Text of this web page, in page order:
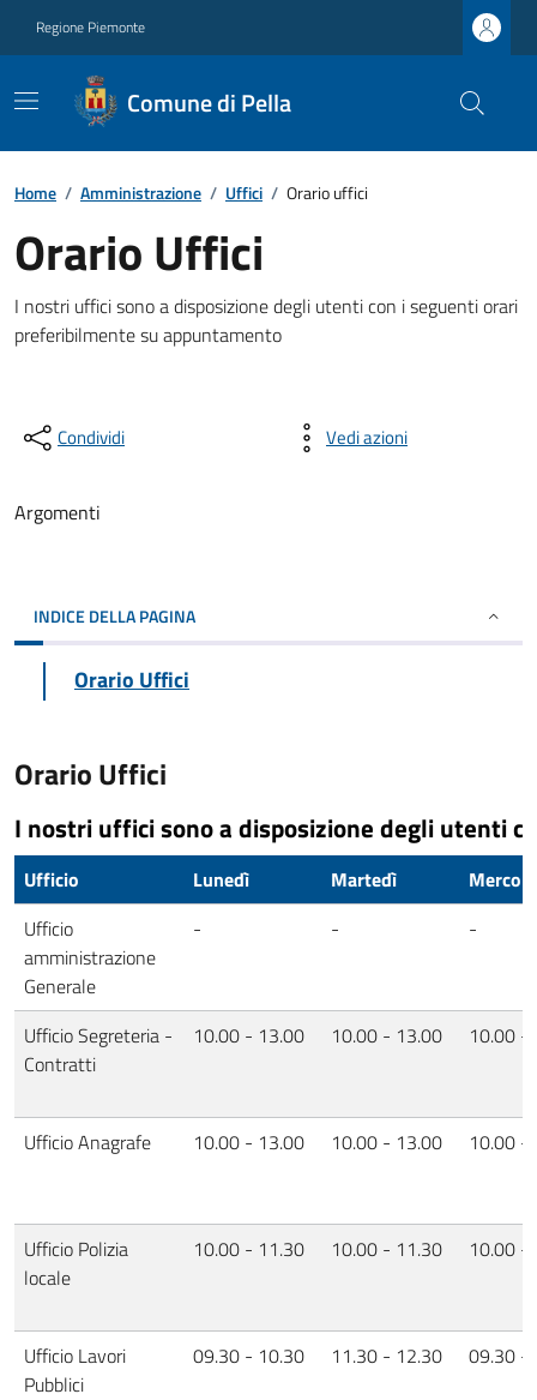
Regione Piemonte
Comune di Pella
Home / Amministrazione / Uffici / Orario uffici
Orario Uffici
I nostri uffici sono a disposizione degli utenti con i seguenti orari
preferibilmente su appuntamento
Condividi Vedi azioni
Argomenti
INDICE DELLA PAGINA
Orario Uffici
Orario Uffici
I nostri uffici sono a disposizione degli utenti
Ufficio Lunedì Martedì
Ufficio
amministrazione
Generale
- - -
Ufficio Segreteria -
Contratti
10.00 - 13.00 10.00 - 13.00 10.00 -
Ufficio Anagrafe 10.00 - 13.00 10.00 - 13.00 10.00 -
Ufficio Polizia
locale
10.00 - 11.30 10.00 - 11.30 10.00 -
Ufficio Lavori
Pubblici
09.30 - 10.30 11.30 - 12.30 09.30 -